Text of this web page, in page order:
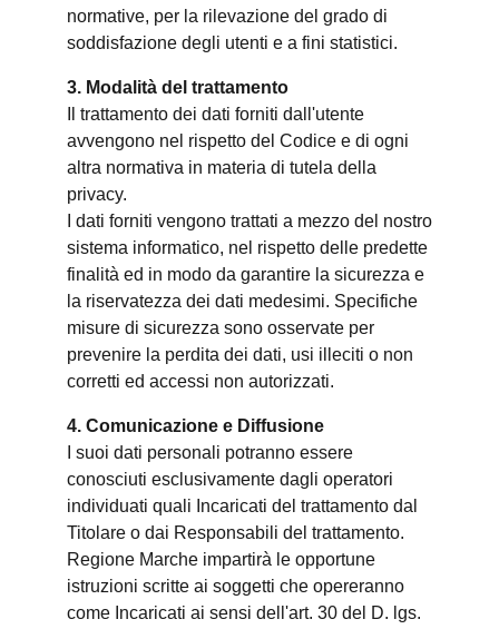
normative, per la rilevazione del grado di
soddisfazione degli utenti e a fini statistici.
3. Modalità del trattamento
Il trattamento dei dati forniti dall'utente
avvengono nel rispetto del Codice e di ogni
altra normativa in materia di tutela della
privacy.
I dati forniti vengono trattati a mezzo del nostro
sistema informatico, nel rispetto delle predette
finalità ed in modo da garantire la sicurezza e
la riservatezza dei dati medesimi. Specifiche
misure di sicurezza sono osservate per
prevenire la perdita dei dati, usi illeciti o non
corretti ed accessi non autorizzati.
4. Comunicazione e Diffusione
I suoi dati personali potranno essere
conosciuti esclusivamente dagli operatori
individuati quali Incaricati del trattamento dal
Titolare o dai Responsabili del trattamento.
Regione Marche impartirà le opportune
istruzioni scritte ai soggetti che opereranno
come Incaricati ai sensi dell'art. 30 del D. lgs.